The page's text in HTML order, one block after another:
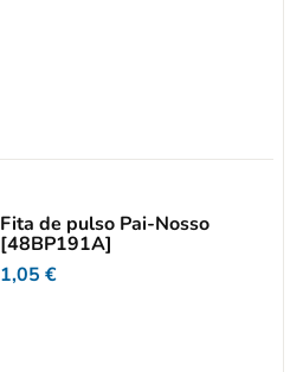
Fita de pulso Pai-Nosso
[48BP191A]
1,05€